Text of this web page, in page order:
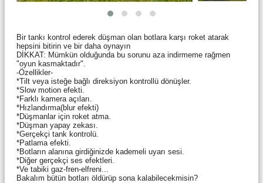
Bir tankı kontrol ederek düşman olan botlara karşı roket atarak
hepsini bitirin ve bir daha oynayın
DİKKAT: Mümkün olduğunda bu sorunu aza indirmeme rağmen
"oyun kasmaktadır".
-Özellikler-
*Tilt veya isteğe bağlı direksiyon kontrollü dönüşler.
*Slow motion efekti.
*Farklı kamera açıları.
*Hızlandırma(blur efekti)
*Düşmanlar için roket atma.
*Düşman yapay zekası.
*Gerçekçi tank kontrolü.
*Patlama efekti.
*Botların alanına girdiğinizde kademeli uyarı sesi.
*Diğer gerçekçi ses efektleri.
*Ve tabiki gaz-fren-elfreni...
Bakalım bütün botları öldürüp sona kalabilecekmisin?